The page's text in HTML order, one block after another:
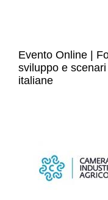
Evento Online |
sviluppo e
italiane